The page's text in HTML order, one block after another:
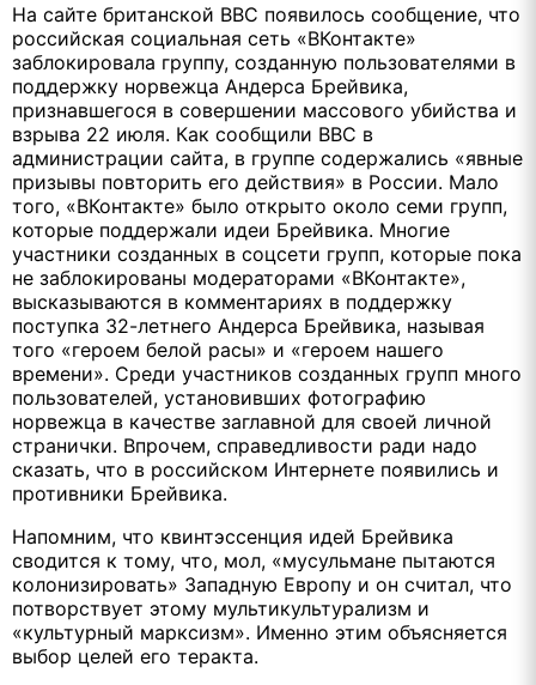
На сайте британской ВВС появилось сообщение, что
российская социальная сеть «ВКонтакте»
заблокировала группу, созданную пользователями в
поддержку норвежца Андерса Брейвика,
признавшегося в совершении массового убийства и
взрыва 22 июля. Как сообщили ВВС в
администрации сайта, в группе содержались «явные
призывы повторить его действия» в России. Мало
того, «ВКонтакте» было открыто около семи групп,
которые поддержали идеи Брейвика. Многие
участники созданных в соцсети групп, которые пока
не заблокированы модераторами «ВКонтакте»,
высказываются в комментариях в поддержку
поступка 32-летнего Андерса Брейвика, называя
того «героем белой расы» и «героем нашего
времени». Среди участников созданных групп много
пользователей, установивших фотографию
норвежца в качестве заглавной для своей личной
странички. Впрочем, справедливости ради надо
сказать, что в российском Интернете появились и
противники Брейвика.
Напомним, что квинтэссенция идей Брейвика
сводится к тому, что, мол, «мусульмане пытаются
колонизировать» Западную Европу и он считал, что
потворствует этому мультикультурализм и
«культурный марксизм». Именно этим объясняется
выбор целей его теракта.